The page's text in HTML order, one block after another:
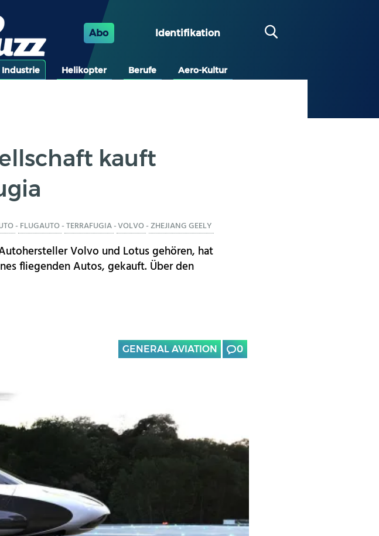
Abo Identifikation
Industrie Helikopter Berufe Aero-Kultur
kauft
- FLUGAUTO-TERRAFUGIA-VOLVO-ZHEJIANG GEELY
Volvo und Lotus gehören, hat
fliegenden Autos, gekauft. Über den
GENERAL AVIATION 0